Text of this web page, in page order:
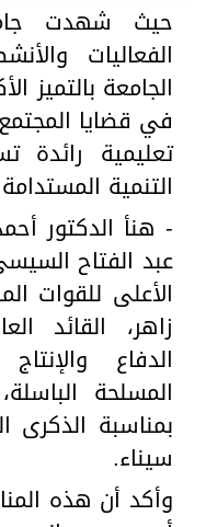
حيث شهدت
الفعاليات
الجامعة بالتميز
في قضايا
تعليمية
التنمية المستدامة
- هنأ الدكتور
عبد الفتاح
الأعلى للقوات
زاهر، القائد
الدفاع
المسلحة
بمناسبة الذكرى
سيناء.
وأكد أن هذه